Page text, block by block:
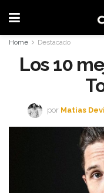
Home Destacado
Los 10
por Matias